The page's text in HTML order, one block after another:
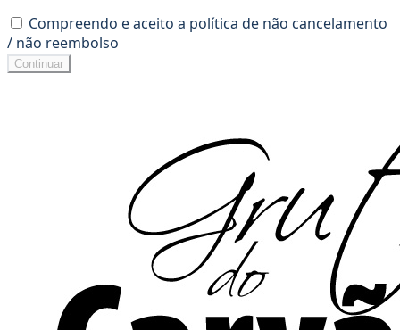
Compreendo e aceito a política de não cancelamento
/ não reembolso
Continuar